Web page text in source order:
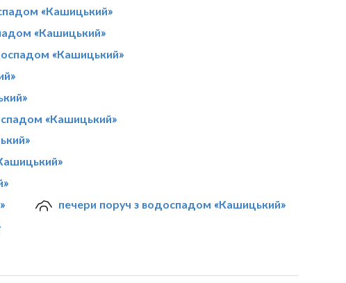
«Кашицький»
«Кашицький»
«Кашицький»
«Кашицький»
печери поруч з водоспадом «Кашицький»